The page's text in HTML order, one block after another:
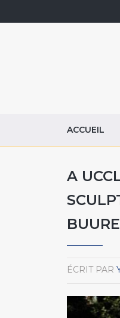
ACCUEIL
A
ÉCRIT PAR